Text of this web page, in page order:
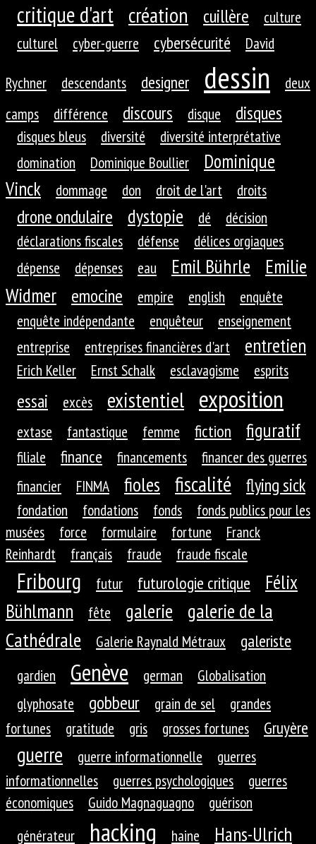
critique d'art création cuillère
culture
culturel
cyber-guerre cybersécurité
David
Rychner
descendants designer dessin
deux
camps
différence discours disque disques
disques bleus diversité
diversité interprétative
domination
Dominique Boullier
Dominique
Vinck
dommage don droit de l'art droits
drone ondulaire dystopie dé
décision
déclarations fiscales
défense
délices orgiaques
dépense
dépenses eau Emil Bührle
Emilie
Widmer
emocine empire english
enquête
enquête indépendante
enquêteur
enseignement
entreprise
entreprises financières d'art entretien
Erich Keller Ernst Schalk esclavagisme esprits
essai excès existentiel exposition
extase fantastique femme fiction figuratif
filiale finance financements
financer des guerres
financier
FINMA fioles fiscalité flying sick
fondation fondations fonds
fonds publics pour les
musées
force formulaire fortune
Franck
Reinhardt
français fraude fraude fiscale
Fribourg futur futurologie critique
Félix
Bühlmann
fête galerie
galerie de la
Cathédrale
Galerie Raynald Métraux galeriste
gardien Genève german
Globalisation
glyphosate
gobbeur grain de sel
grandes
fortunes
gratitude gris grosses fortunes Gruyère
guerre guerre informationnelle
guerres
informationnelles
guerres psychologiques
guerres
économiques
Guido Magnaguagno
guérison
générateur
hacking haine
Hans-Ulrich